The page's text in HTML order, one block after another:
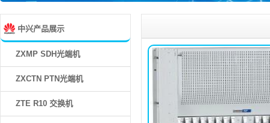
中兴产品展示
ZXMP SDH光端机
ZXCTN PTN光端机
ZTE R10 交换机